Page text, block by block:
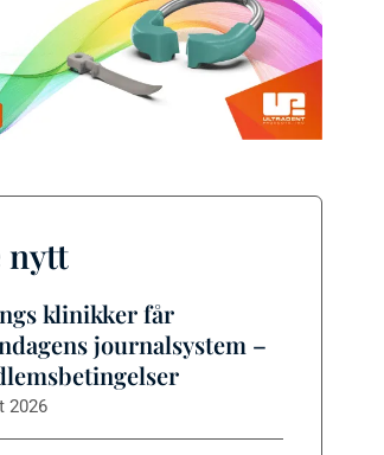
nytt
klinikker får
journalsystem –
2026